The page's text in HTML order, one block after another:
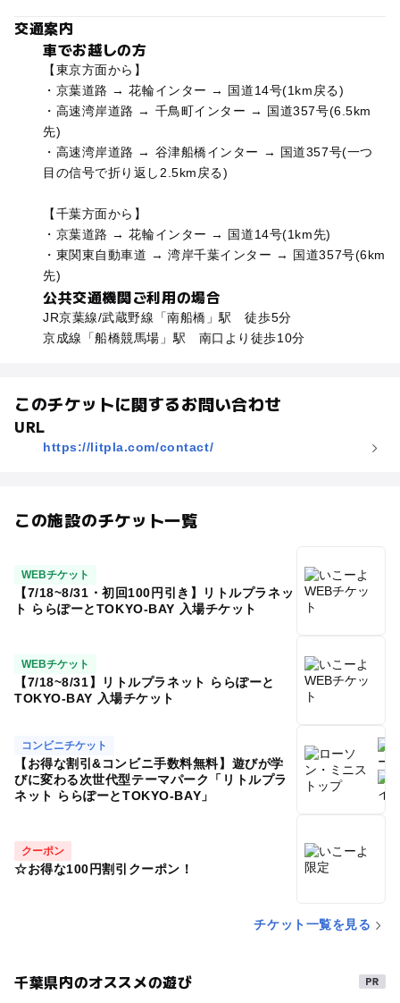
交通案内
車でお越しの方
【東京方面から】
・京葉道路 → 花輪インター → 国道14号(1km戻る)
・高速湾岸道路 → 千鳥町インター → 国道357号(6.5km
先)
・高速湾岸道路 → 谷津船橋インター → 国道357号(一つ
目の信号で折り返し2.5km戻る)
【千葉方面から】
・京葉道路 → 花輪インター → 国道14号(1km先)
・東関東自動車道 → 湾岸千葉インター → 国道357号(6km
先)
公共交通機関ご利用の場合
JR京葉線/武蔵野線「南船橋」駅 徒歩5分
京成線「船橋競馬場」駅 南口より徒歩10分
このチケットに関するお問い合わせ
URL
https://litpla.com/contact/
この施設のチケット一覧
WEBチケット
【7/18~8/31・初回100円引き】リトルプラネッ
ト ららぽーとTOKYO-BAY 入場チケット
WEBチケット
【7/18~8/31】リトルプラネット ららぽーと
TOKYO-BAY 入場チケット
コンビニチケット
【お得な割引&コンビニ手数料無料】遊びが学
びに変わる次世代型テーマパーク「リトルプラ
ネット ららぽーとTOKYO-BAY」
クーポン
☆お得な100円割引クーポン！
チケット一覧を見る
千葉県内のオススメの遊び